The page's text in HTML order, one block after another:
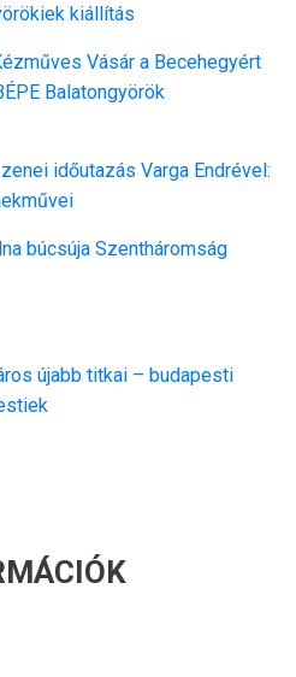
kiállítás
Vásár a Becehegyért
Balatongyörök
időutazás Varga Endrével:
búcsúja Szentháromság
újabb titkai – budapesti